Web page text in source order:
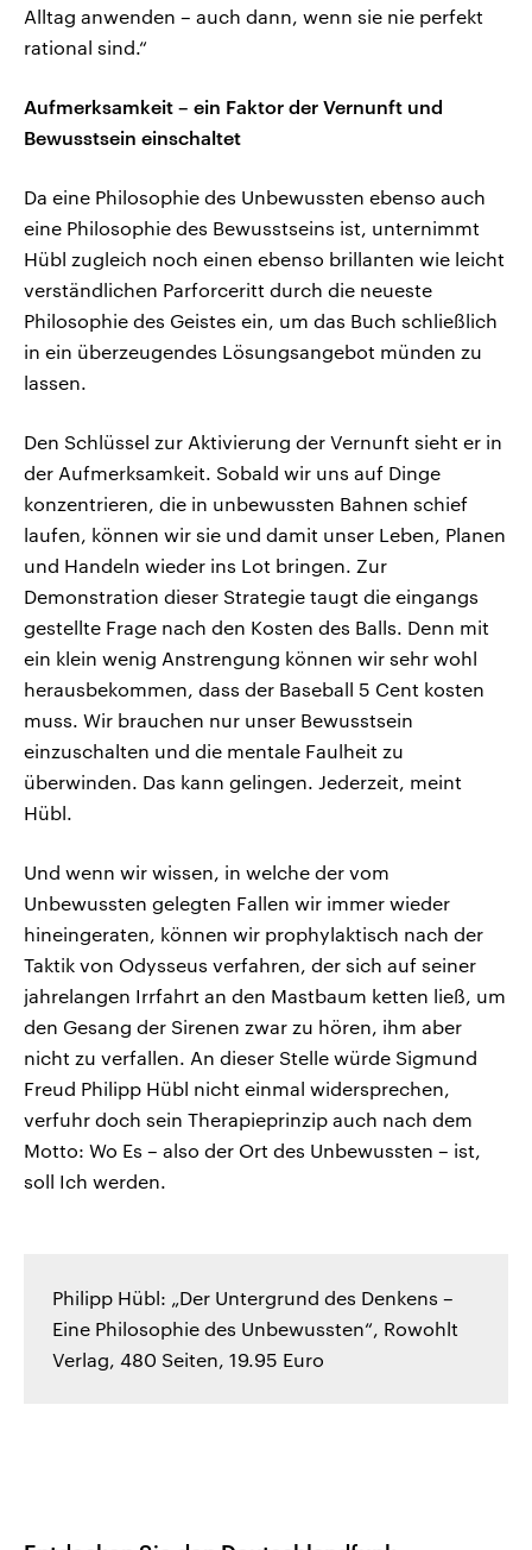
Alltag anwenden – auch dann, wenn sie nie perfekt
rational sind.“
Aufmerksamkeit – ein Faktor der Vernunft und
Bewusstsein einschaltet
Da eine Philosophie des Unbewussten ebenso auch
eine Philosophie des Bewusstseins ist, unternimmt
Hübl zugleich noch einen ebenso brillanten wie leicht
verständlichen Parforceritt durch die neueste
Philosophie des Geistes ein, um das Buch schließlich
in ein überzeugendes Lösungsangebot münden zu
lassen.
Den Schlüssel zur Aktivierung der Vernunft sieht er in
der Aufmerksamkeit. Sobald wir uns auf Dinge
konzentrieren, die in unbewussten Bahnen schief
laufen, können wir sie und damit unser Leben, Planen
und Handeln wieder ins Lot bringen. Zur
Demonstration dieser Strategie taugt die eingangs
gestellte Frage nach den Kosten des Balls. Denn mit
ein klein wenig Anstrengung können wir sehr wohl
herausbekommen, dass der Baseball 5 Cent kosten
muss. Wir brauchen nur unser Bewusstsein
einzuschalten und die mentale Faulheit zu
überwinden. Das kann gelingen. Jederzeit, meint
Hübl.
Und wenn wir wissen, in welche der vom
Unbewussten gelegten Fallen wir immer wieder
hineingeraten, können wir prophylaktisch nach der
Taktik von Odysseus verfahren, der sich auf seiner
jahrelangen Irrfahrt an den Mastbaum ketten ließ, um
den Gesang der Sirenen zwar zu hören, ihm aber
nicht zu verfallen. An dieser Stelle würde Sigmund
Freud Philipp Hübl nicht einmal widersprechen,
verfuhr doch sein Therapieprinzip auch nach dem
Motto: Wo Es – also der Ort des Unbewussten – ist,
soll Ich werden.
Philipp Hübl: „Der Untergrund des Denkens –
Eine Philosophie des Unbewussten“, Rowohlt
Verlag, 480 Seiten, 19.95 Euro